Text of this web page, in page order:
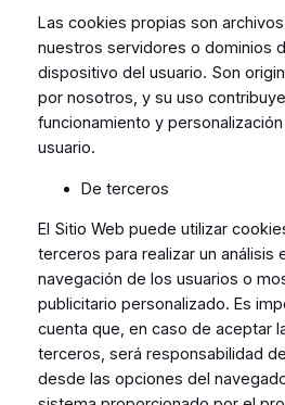
Las cookies propias son
nuestros servidores o dominios
dispositivo del usuario. Son
por nosotros, y su uso
funcionamiento y
usuario.
De terceros
El Sitio Web puede utilizar
terceros para realizar un análisis
navegación de los usuarios o
publicitario personalizado. Es
cuenta que, en caso de aceptar
terceros, será responsabilidad
desde las opciones del